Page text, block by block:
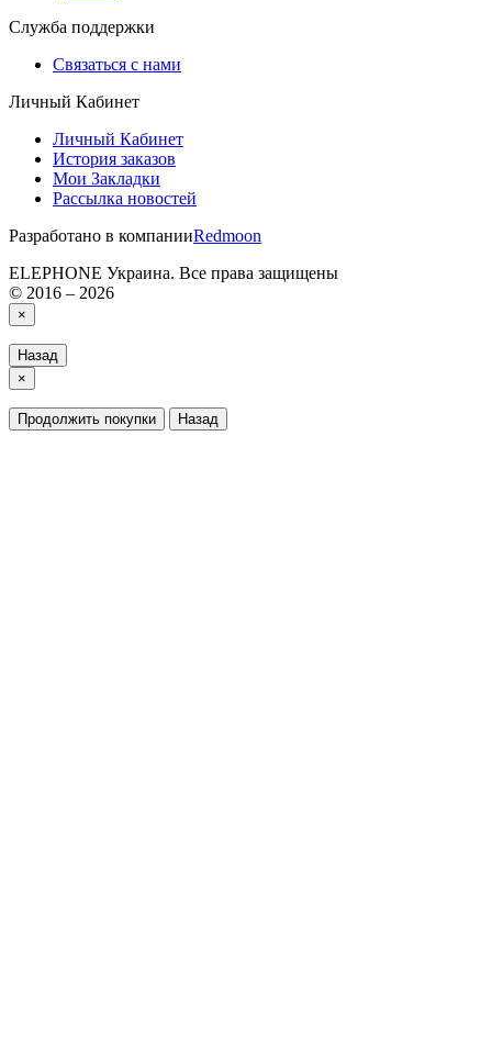
Служба поддержки
Связаться с нами
Личный Кабинет
Личный Кабинет
История заказов
Мои Закладки
Рассылка новостей
Разработано в компанииRedmoon
ELEPHONE Украина. Все права защищены
© 2016 – 2026
×
Назад
×
Продолжить покупки Назад